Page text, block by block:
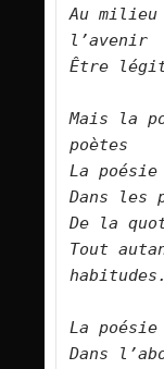
Au
l’avenir
Être
Mais la
poètes
La
Dans les
De la
Tout
habitudes.
La
Dans